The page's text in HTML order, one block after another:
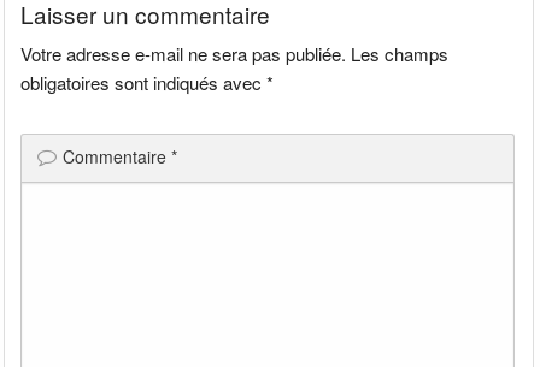
Laisser un commentaire
Votre adresse e-mail ne sera pas publiée. Les champs
obligatoires sont indiqués avec*
Commentaire*